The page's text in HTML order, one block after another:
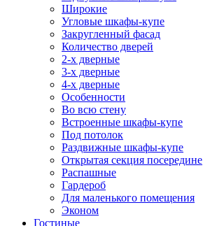
Широкие
Угловые шкафы-купе
Закругленный фасад
Количество дверей
2-х дверные
3-х дверные
4-х дверные
Особенности
Во всю стену
Встроенные шкафы-купе
Под потолок
Раздвижные шкафы-купе
Открытая секция посередине
Распашные
Гардероб
Для маленького помещения
Эконом
Гостиные